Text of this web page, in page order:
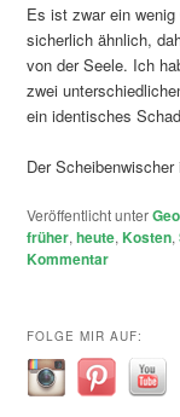
Es ist zwar ein
sicherlich ähnlich,
von der Seele. Ich
zwei
ein identisches
Der
Veröffentlicht unter
früher,heute,Kosten,
Kommentar
FOLGE MIR AUF: